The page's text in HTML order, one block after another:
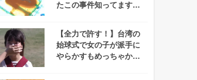
たこの事件知ってます
【全力で許す！】台湾の
始球式で女の子が派手に
やらかすもめっちゃかわ